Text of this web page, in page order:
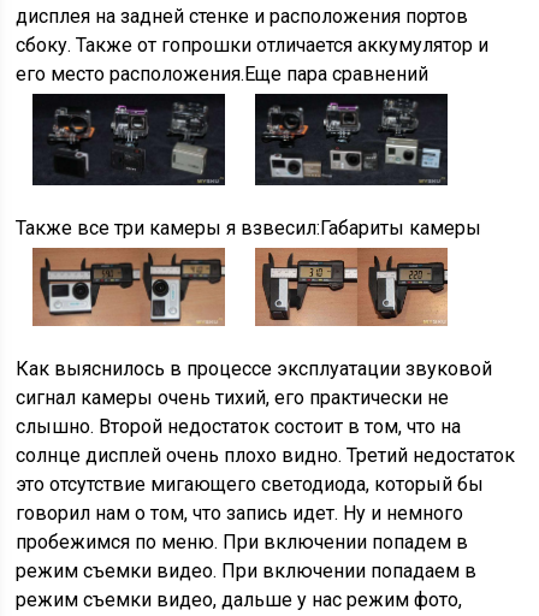
дисплея на задней стенке и расположения портов
сбоку. Также от гопрошки отличается аккумулятор и
его место расположения.Еще пара сравнений
Также все три камеры я взвесил:Габариты камеры
Как выяснилось в процессе эксплуатации звуковой
сигнал камеры очень тихий, его практически не
слышно. Второй недостаток состоит в том, что на
солнце дисплей очень плохо видно. Третий недостаток
это отсутствие мигающего светодиода, который бы
говорил нам о том, что запись идет. Ну и немного
пробежимся по меню. При включении попадем в
режим съемки видео. При включении попадаем в
режим съемки видео, дальше у нас режим фото,